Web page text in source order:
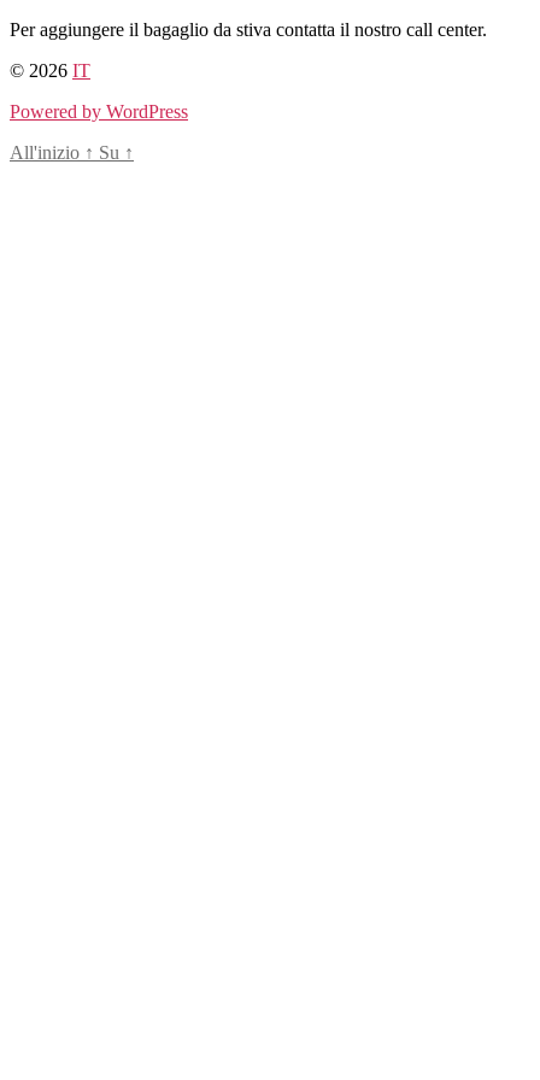
Salta
contenuto
Per aggiungere il bagaglio da stiva contatta il nostro call center.
© 2026 IT
Powered by WordPress
All'inizio ↑ Su ↑